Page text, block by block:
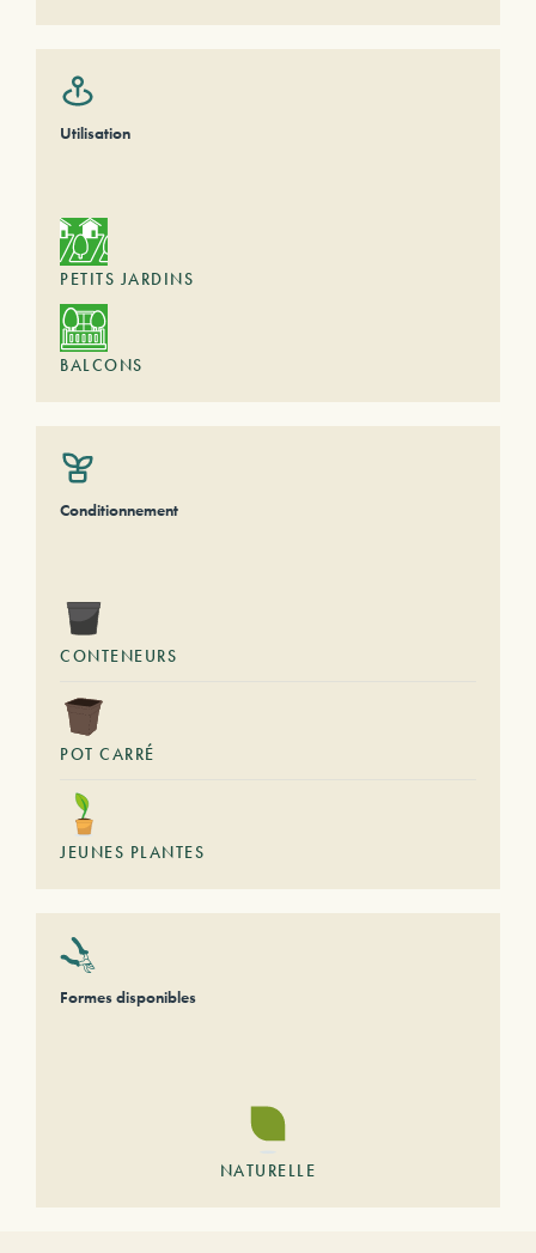
Utilisation
PETITS JARDINS
BALCONS
Conditionnement
CONTENEURS
POT CARRÉ
JEUNES PLANTES
Formes disponibles
NATURELLE